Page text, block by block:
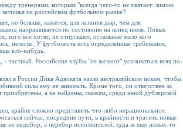
тренерами, которым "всегда чего-то не хватает: зимою
на российском футбольном рынке?
но больше, кажется, для латания дыр, чем для
напрашивается по состоянию на конец июля. Новых
все хотят, не отпускают, остальные мало кого
нелегко. У футболиста есть определенные требования,
кто-нибудь.
частный. Российские клубы "не желают" усиливаться всяк по-
в России Дика Адвоката назло австралийским искам, чтобы
силы ему не занимать. Кроме того, он ответствен за
приобретены, а не найдены, скажем, среди юной дублерской
крайне сложно представить что-либо нерациональное.
сейчас, посредине пути, в крайности и тратить новые
не недобор, а перебор исполнителей: куда ж еще новых-то